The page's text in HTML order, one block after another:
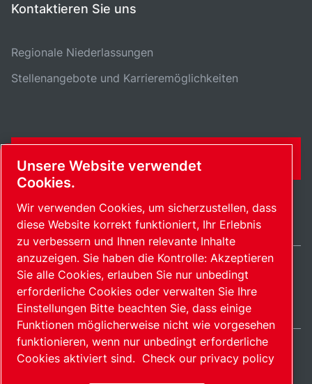
Kontaktieren Sie uns
Regionale Niederlassungen
Stellenangebote und Karrieremöglichkeiten
KONTAKTFORMULAR
SitemapCookies verwalten© 2026 Copyright.
Germany / DE
Unsere Website verwendet
Cookies.
Wir verwenden Cookies, um sicherzustellen, dass
diese Website korrekt funktioniert, Ihr Erlebnis
zu verbessern und Ihnen relevante Inhalte
anzuzeigen. Sie haben die Kontrolle: Akzeptieren
Sie alle Cookies, erlauben Sie nur unbedingt
erforderliche Cookies oder verwalten Sie Ihre
Einstellungen Bitte beachten Sie, dass einige
Funktionen möglicherweise nicht wie vorgesehen
funktionieren, wenn nur unbedingt erforderliche
Cookies aktiviert sind. Check our privacy policy